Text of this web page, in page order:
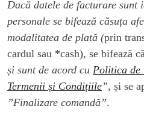
Dacă datele de facturare sunt
personale se bifează căsuța
modalitatea de plată (prin
cardul sau *cash), se bifează
și sunt de acord cu Politica de
Termenii și Condițiile”, și se
”Finalizare comandă”.